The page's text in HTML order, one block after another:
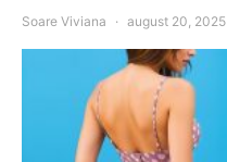
Soare Viviana august 20, 2025